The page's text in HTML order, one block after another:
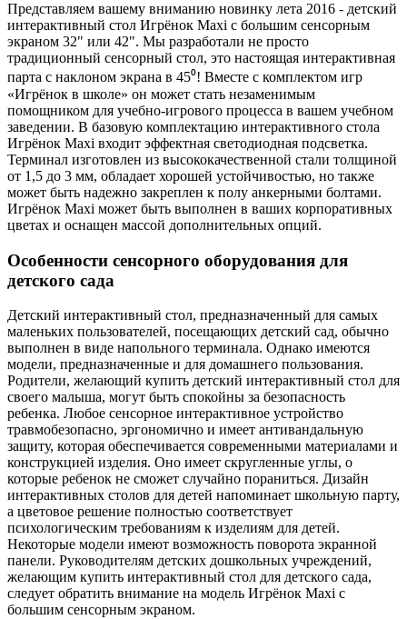
Представляем вашему вниманию новинку лета 2016 - детский
интерактивный стол Игрёнок Maxi с большим сенсорным
экраном 32" или 42". Мы разработали не просто
традиционный сенсорный стол, это настоящая интерактивная
парта с наклоном экрана в 45⁰! Вместе с комплектом игр
«Игрёнок в школе» он может стать незаменимым
помощником для учебно-игрового процесса в вашем учебном
заведении. В базовую комплектацию интерактивного стола
Игрёнок Maxi входит эффектная светодиодная подсветка.
Терминал изготовлен из высококачественной стали толщиной
от 1,5 до 3 мм, обладает хорошей устойчивостью, но также
может быть надежно закреплен к полу анкерными болтами.
Игрёнок Maxi может быть выполнен в ваших корпоративных
цветах и оснащен массой дополнительных опций.
Особенности сенсорного оборудования для
детского сада
Детский интерактивный стол, предназначенный для самых
маленьких пользователей, посещающих детский сад, обычно
выполнен в виде напольного терминала. Однако имеются
модели, предназначенные и для домашнего пользования.
Родители, желающий купить детский интерактивный стол для
своего малыша, могут быть спокойны за безопасность
ребенка. Любое сенсорное интерактивное устройство
травмобезопасно, эргономично и имеет антивандальную
защиту, которая обеспечивается современными материалами и
конструкцией изделия. Оно имеет скругленные углы, о
которые ребенок не сможет случайно пораниться. Дизайн
интерактивных столов для детей напоминает школьную парту,
а цветовое решение полностью соответствует
психологическим требованиям к изделиям для детей.
Некоторые модели имеют возможность поворота экранной
панели. Руководителям детских дошкольных учреждений,
желающим купить интерактивный стол для детского сада,
следует обратить внимание на модель Игрёнок Maxi с
большим сенсорным экраном.